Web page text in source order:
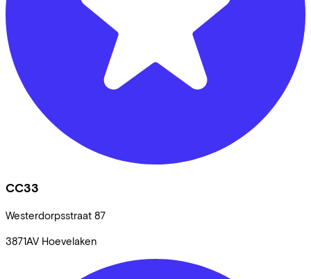
CC33
Westerdorpsstraat 87
3871AV Hoevelaken